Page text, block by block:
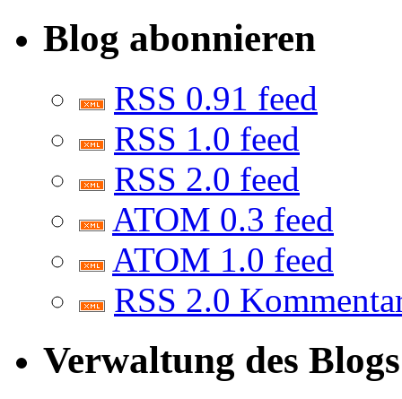
Blog abonnieren
RSS 0.91 feed
RSS 1.0 feed
RSS 2.0 feed
ATOM 0.3 feed
ATOM 1.0 feed
RSS 2.0
Verwaltung des Blogs